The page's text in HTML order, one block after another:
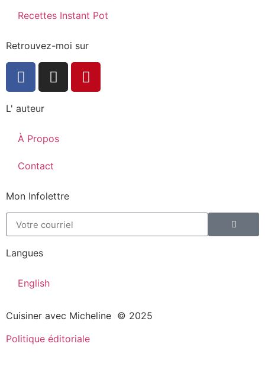
Recettes Instant Pot
Retrouvez-moi sur
L' auteur
À Propos
Contact
Mon Infolettre
Langues
English
Cuisiner avec Micheline © 2025
Politique éditoriale